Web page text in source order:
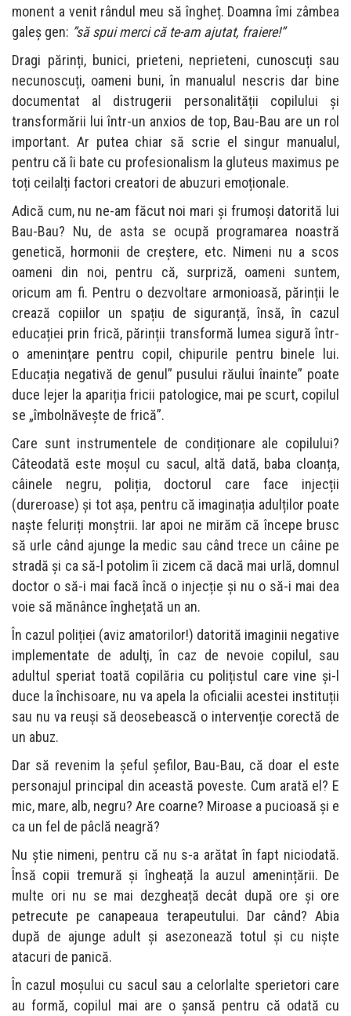
monent a venit rândul meu să îngheț. Doamna îmi zâmbea
galeș gen: ”să spui merci că te-am ajutat, fraiere!”
Dragi părinți, bunici, prieteni, neprieteni, cunoscuți sau
necunoscuți, oameni buni, în manualul nescris dar bine
documentat al distrugerii personalității copilului și
transformării lui într-un anxios de top, Bau-Bau are un rol
important. Ar putea chiar să scrie el singur manualul,
pentru că îi bate cu profesionalism la gluteus maximus pe
toți ceilalți factori creatori de abuzuri emoționale.
Adică cum, nu ne-am făcut noi mari și frumoși datorită lui
Bau-Bau? Nu, de asta se ocupă programarea noastră
genetică, hormonii de creștere, etc. Nimeni nu a scos
oameni din noi, pentru că, surpriză, oameni suntem,
oricum am fi. Pentru o dezvoltare armonioasă, părinții le
crează copiilor un spațiu de siguranță, însă, în cazul
educației prin frică, părinții transformă lumea sigură într-
o ameninţare pentru copil, chipurile pentru binele lui.
Educația negativă de genul” pusului răului înainte” poate
duce lejer la apariția fricii patologice, mai pe scurt, copilul
se „îmbolnăvește de frică”.
Care sunt instrumentele de condiționare ale copilului?
Câteodată este moșul cu sacul, altă dată, baba cloanța,
câinele negru, poliția, doctorul care face injecții
(dureroase) și tot așa, pentru că imaginația adulților poate
naște feluriți monștrii. Iar apoi ne mirăm că începe brusc
să urle când ajunge la medic sau când trece un câine pe
stradă și ca să-l potolim îi zicem că dacă mai urlă, domnul
doctor o să-i mai facă încă o injecție și nu o să-i mai dea
voie să mănânce înghețată un an.
În cazul poliției (aviz amatorilor!) datorită imaginii negative
implementate de adulţi, în caz de nevoie copilul, sau
adultul speriat toată copilăria cu polițistul care vine și-l
duce la închisoare, nu va apela la oficialii acestei instituții
sau nu va reuși să deosebească o intervenție corectă de
un abuz.
Dar să revenim la șeful șefilor, Bau-Bau, că doar el este
personajul principal din această poveste. Cum arată el? E
mic, mare, alb, negru? Are coarne? Miroase a pucioasă și e
ca un fel de pâclă neagră?
Nu știe nimeni, pentru că nu s-a arătat în fapt niciodată.
Însă copii tremură și îngheață la auzul amenințării. De
multe ori nu se mai dezgheață decât după ore și ore
petrecute pe canapeaua terapeutului. Dar când? Abia
după de ajunge adult și asezonează totul și cu niște
atacuri de panică.
În cazul moșului cu sacul sau a celorlalte sperietori care
au formă, copilul mai are o șansă pentru că odată cu